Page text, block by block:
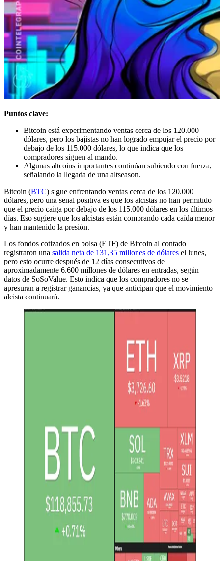
Puntos clave:
Bitcoin está experimentando ventas cerca de los 120.000
dólares, pero los bajistas no han logrado empujar el precio por
debajo de los 115.000 dólares, lo que indica que los
compradores siguen al mando.
Algunas altcoins importantes continúan subiendo con fuerza,
señalando la llegada de una altseason.
Bitcoin (BTC) sigue enfrentando ventas cerca de los 120.000
dólares, pero una señal positiva es que los alcistas no han permitido
que el precio caiga por debajo de los 115.000 dólares en los últimos
días. Eso sugiere que los alcistas están comprando cada caída menor
y han mantenido la presión.
Los fondos cotizados en bolsa (ETF) de Bitcoin al contado
registraron una salida neta de 131,35 millones de dólares el lunes,
pero esto ocurre después de 12 días consecutivos de
aproximadamente 6.600 millones de dólares en entradas, según
datos de SoSoValue. Esto indica que los compradores no se
apresuran a registrar ganancias, ya que anticipan que el movimiento
alcista continuará.